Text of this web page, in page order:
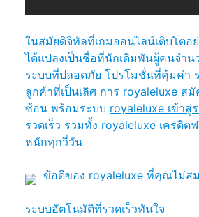
ในสมัยดิจิทัลที่เกมออนไลน์เติบโตอ
ได้แปลงเป็นชื่อที่นักเดิมพันผู้คนจำน
ระบบที่ปลอดภัย โปรโมชั่นที่คุ้มค่า
ลูกค้าที่เป็นเลิศ การ royaleluxe ส
ซ้อน พร้อมระบบ royaleluxe เข้าสู่
รวดเร็ว รวมทั้ง royaleluxe เครดิต
หนักทุกวี่วัน
ข้อดีของ royaleluxe ที่คุณไม่ส
ระบบอัตโนมัติที่รวดเร็วทันใจ